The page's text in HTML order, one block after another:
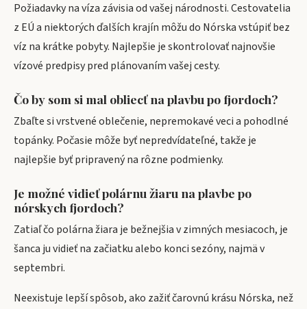
Požiadavky na víza závisia od vašej národnosti. Cestovatelia
z EÚ a niektorých ďalších krajín môžu do Nórska vstúpiť bez
víz na krátke pobyty. Najlepšie je skontrolovať najnovšie
vízové predpisy pred plánovaním vašej cesty.
Čo by som si mal obliecť na plavbu po fjordoch?
Zbaľte si vrstvené oblečenie, nepremokavé veci a pohodlné
topánky. Počasie môže byť nepredvídateľné, takže je
najlepšie byť pripravený na rôzne podmienky.
Je možné vidieť polárnu žiaru na plavbe po
nórskych fjordoch?
Zatiaľ čo polárna žiara je bežnejšia v zimných mesiacoch, je
šanca ju vidieť na začiatku alebo konci sezóny, najmä v
septembri.
Neexistuje lepší spôsob, ako zažiť čarovnú krásu Nórska, než